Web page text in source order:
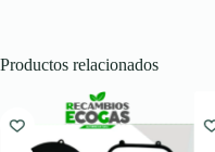
Productos relacionados